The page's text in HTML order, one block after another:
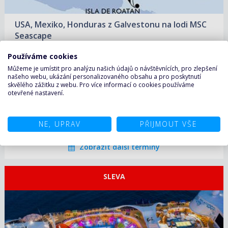
USA, Mexiko, Honduras z Galvestonu na lodi MSC
Seascape
Loď:
Trasa:
USA, Mexiko, Honduras
Nalodění a vylodění: Galveston, USA
(279 €)
ZOBRAZIT DETAIL
06.09.2026 – 13.09.2026
13.09.2026 – 20.09.2026
7 480 KČ/OS.
(309 €)
ZOBRAZIT DETAIL
20.09.2026 – 27.09.2026
ZOBRAZIT DETAIL
09.08.2026 – 16.08.2026
12 080 KČ/OS.(499 €)
Zobrazit další termíny
SLEVA
07.08.2026 – 14.08.2026
13 650 KČ/OS.
(564 €)
ZOBRAZIT DETAIL
Používáme cookies
Můžeme je umístit pro analýzu našich údajů o návštěvnících, pro zlepšení
našeho webu, ukázání personalizovaného obsahu a pro poskytnutí
skvělého zážitku z webu. Pro více informací o cookies používáme
otevřené nastavení.
NE, UPRAV PŘIJMOUT VŠE